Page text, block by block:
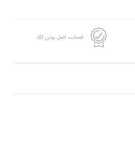
ضمانت اصل بودن کالا